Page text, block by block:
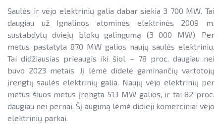
Saulės ir vėjo elektrinių galia dabar siekia 3 700 MW. Tai
daugiau už Ignalinos atominės elektrinės 2009 m.
sustabdytų dviejų blokų galingumą (3 000 MW). Per
metus pastatyta 870 MW galios naujų saulės elektrinių.
Tai didžiausias prieaugis iki šiol – 78 proc. daugiau nei
buvo 2023 metais. Jį lėmė didelė gaminančių vartotojų
įrengtų saulės elektrinių galia. Naujų vėjo elektrinių per
metus šiuos metus įrengta 513 MW galios, ir tai 82 proc.
daugiau nei pernai. Šį augimą lėmė didieji komerciniai vėjo
elektrinių parkai.